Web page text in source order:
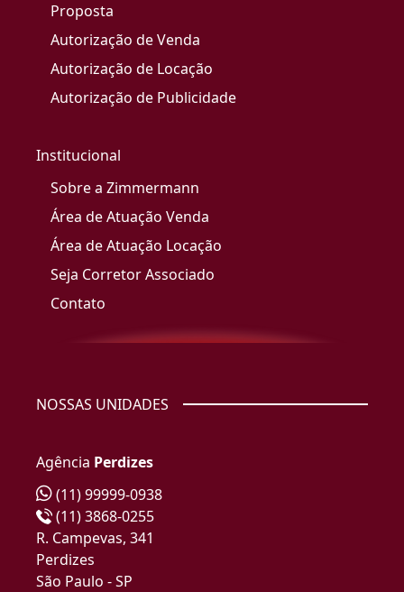
Proposta
Autorização de Venda
Autorização de Locação
Autorização de Publicidade
Institucional
Sobre a Zimmermann
Área de Atuação Venda
Área de Atuação Locação
Seja Corretor Associado
Contato
NOSSAS UNIDADES
Agência Perdizes
(11) 99999-0938
(11) 3868-0255
R. Campevas, 341
Perdizes
São Paulo - SP